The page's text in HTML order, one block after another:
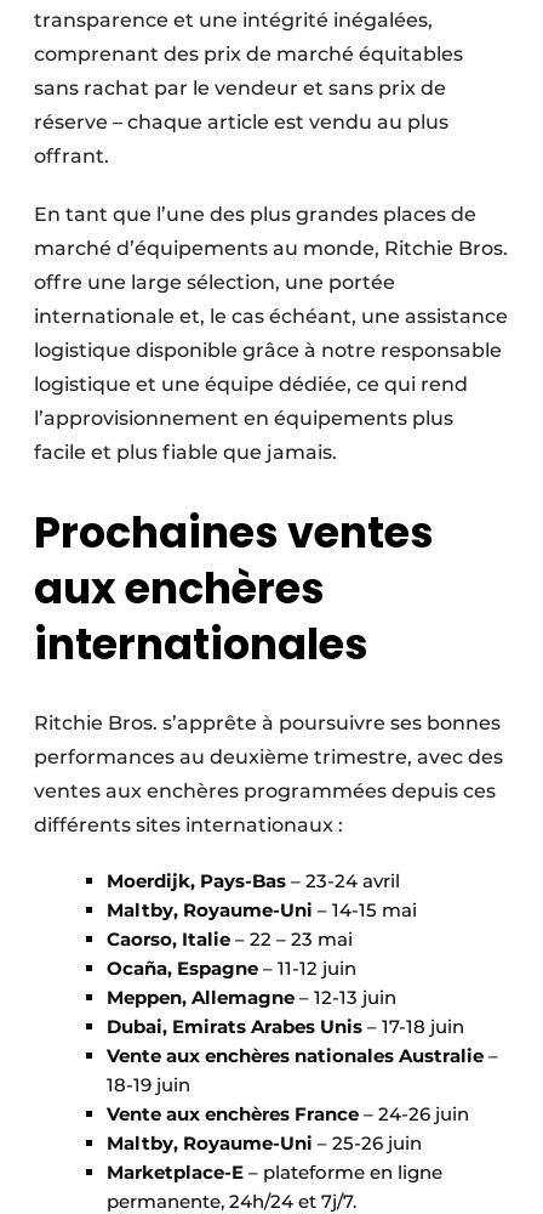
transparence et une intégrité inégalées,
comprenant des prix de marché équitables
sans rachat par le vendeur et sans prix de
réserve – chaque article est vendu au plus
offrant.
En tant que l’une des plus grandes places de
marché d’équipements au monde, Ritchie Bros.
offre une large sélection, une portée
internationale et, le cas échéant, une assistance
logistique disponible grâce à notre responsable
logistique et une équipe dédiée, ce qui rend
l’approvisionnement en équipements plus
facile et plus fiable que jamais.
Prochaines ventes
aux enchères
internationales
Ritchie Bros. s’apprête à poursuivre ses bonnes
performances au deuxième trimestre, avec des
ventes aux enchères programmées depuis ces
différents sites internationaux :
Moerdijk, Pays-Bas – 23-24 avril
Maltby, Royaume-Uni – 14-15 mai
Caorso, Italie – 22 – 23 mai
Ocaña, Espagne – 11-12 juin
Meppen, Allemagne – 12-13 juin
Dubai, Emirats Arabes Unis – 17-18 juin
Vente aux enchères nationales Australie –
18-19 juin
Vente aux enchères France – 24-26 juin
Maltby, Royaume-Uni – 25-26 juin
Marketplace-E – plateforme en ligne
permanente, 24h/24 et 7j/7.